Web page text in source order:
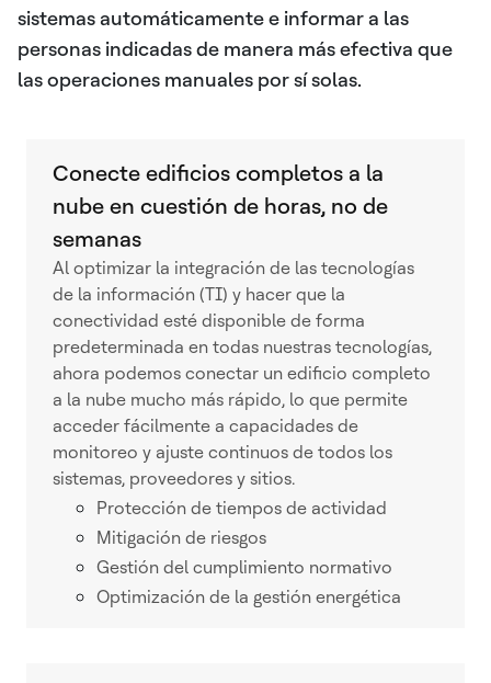
sistemas automáticamente e informar a las
personas indicadas de manera más efectiva que
las operaciones manuales por sí solas.
Conecte edificios completos a la
nube en cuestión de horas, no de
semanas
Al optimizar la integración de las tecnologías
de la información (TI) y hacer que la
conectividad esté disponible de forma
predeterminada en todas nuestras tecnologías,
ahora podemos conectar un edificio completo
a la nube mucho más rápido, lo que permite
acceder fácilmente a capacidades de
monitoreo y ajuste continuos de todos los
sistemas, proveedores y sitios.
Protección de tiempos de actividad
Mitigación de riesgos
Gestión del cumplimiento normativo
Optimización de la gestión energética